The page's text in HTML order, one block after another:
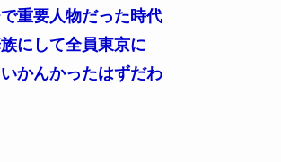
重要人物だった時代
にして全員東京に
かんかったはずだわ